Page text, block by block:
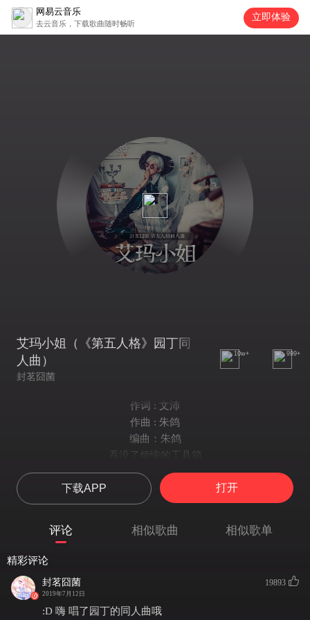
网易云音乐
去云音乐，下载歌曲随时畅听
立即体验
艾玛小姐（《第五人格》园丁同
人曲）
封茗囧菌
10w+ 999+
作词 : 文沛
作曲 : 朱鸽
编曲：朱鸽
吞没了烦恼的工具箱
划着光阴将故事重新登场
百般遮挡
无处安放
掩饰了现实世界的房
来自远方
下载APP 打开
评论 相似歌曲 相似歌单
精彩评论
封茗囧菌
2019年7月12日
19893
:D 嗨 唱了园丁的同人曲哦